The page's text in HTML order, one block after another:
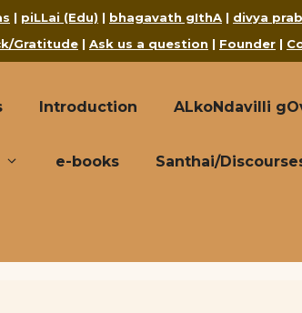
| piLLai (Edu) | bhagavath gIthA | divya
Gratitude | Ask us a question | Founder |
Introduction ALkoNdavilli
e-books Santhai/